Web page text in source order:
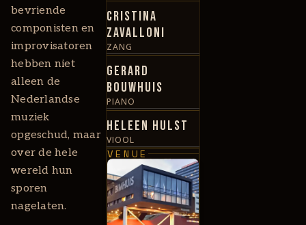
bevriende
componisten en
improvisatoren
hebben niet
alleen de
Nederlandse
muziek
opgeschud, maar
over de hele
wereld hun
sporen
nagelaten.
Cristina
Zavalloni
ZANG
Gerard
Bouwhuis
PIANO
Heleen Hulst
VIOOL
VENUE